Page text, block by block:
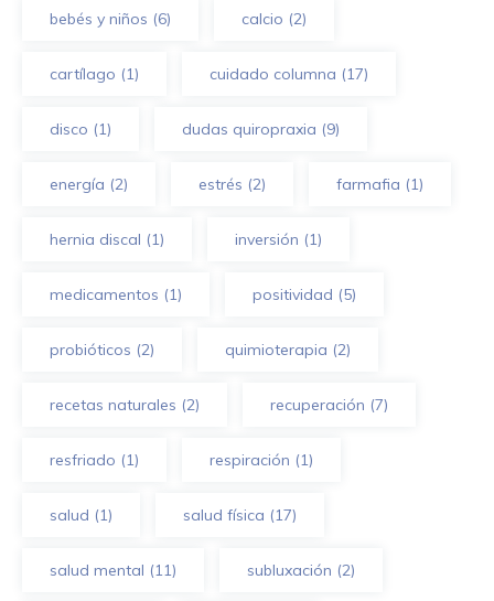
bebés y niños (6) calcio (2)
cartílago (1) cuidado columna (17)
disco (1) dudas quiropraxia (9)
energía (2) estrés (2) farmafia (1)
hernia discal (1) inversión (1)
medicamentos (1) positividad (5)
probióticos (2) quimioterapia (2)
recetas naturales (2) recuperación (7)
resfriado (1) respiración (1)
salud (1) salud física (17)
salud mental (11) subluxación (2)